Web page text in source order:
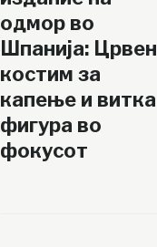
одмор во
Шпанија: Црвен
костим за
капење и витка
фигура во
фокусот